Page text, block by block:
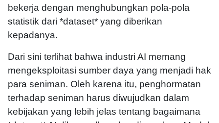
bekerja dengan menghubungkan pola-pola
statistik dari *dataset* yang diberikan
kepadanya.
Dari sini terlihat bahwa industri AI memang
mengeksploitasi sumber daya yang menjadi hak
para seniman. Oleh karena itu, penghormatan
terhadap seniman harus diwujudkan dalam
kebijakan yang lebih jelas tentang bagaimana